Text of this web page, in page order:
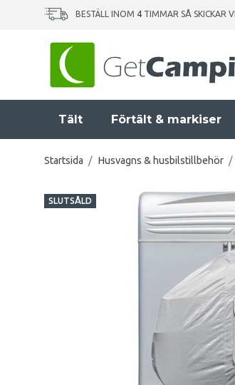
BESTÄLL INOM 4 TIMMAR SÅ SKICKAR VI
Tält Förtält & markiser
Startsida / Husvagns & husbilstillbehör /
SLUTSÅLD